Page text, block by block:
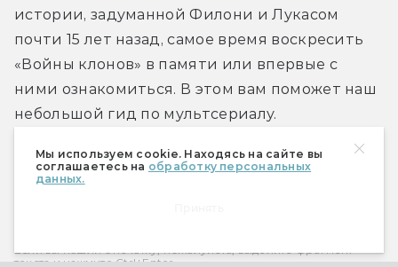
Мы используем cookie. Находясь на сайте вы
соглашаетесь на обработку персональных
данных.
истории, задуманной Филони и Лукасом
почти 15 лет назад, самое время воскресить
«Войны клонов» в памяти или впервые с
ними ознакомиться. В этом вам поможет наш
небольшой гид по мультсериалу.
https://www.mirf.ru/serial/putevoditel-po-vojnam-
klonov
Если вы нашли опечатку, пожалуйста, выделите фрагмент
текста и нажмите Ctrl+Enter.